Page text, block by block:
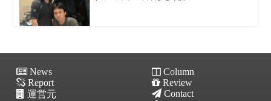
News
Column
Report
Review
運営元
Contact